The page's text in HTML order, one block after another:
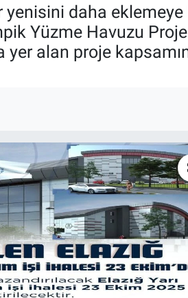
yenisini daha
Yüzme Havuzu
yer alan proje